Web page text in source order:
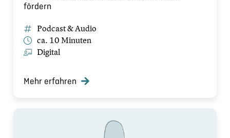
fördern
Podcast & Audio
ca. 10 Minuten
Digital
Mehr erfahren